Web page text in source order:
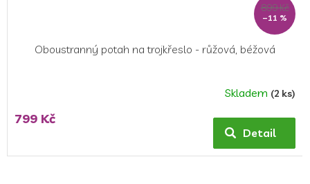
899 Kč
–11 %
Oboustranný potah na trojkřeslo - růžová, béžová
Skladem (2 ks)
799 Kč
Detail